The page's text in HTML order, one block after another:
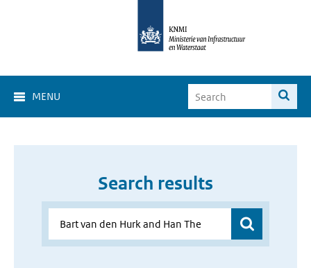
MENU
Search results